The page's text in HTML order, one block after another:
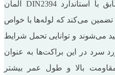
روغنی نورد سرد است که مطابق با استاندارد DIN2394 آلمان
می‌کند که لوله‌ها با خواص
می‌شوند و توانایی تحمل شرایط
سرد در این براکت‌ها به عنوان
بالا و طول عمر بیشتر